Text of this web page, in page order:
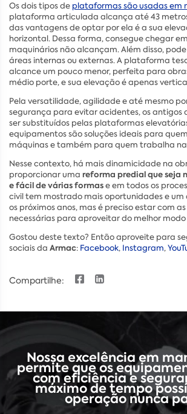
Os dois tipos de plataformas são usadas em
plataforma articulada alcança até 43
das vantagens de optar por ela é a sua
horizontal. Dessa forma, consegue chegar
maquinários não alcançam. Além disso,
áreas internas ou externas. A plataforma
alcance um pouco menor, perfeita para
médio porte, e sua elevação é apenas
Pela versatilidade, agilidade e até mesmo
segurança para evitar acidentes, os antigos
ser substituídos pelas plataformas
equipamentos são soluções ideais para
máquinas e também para quem trabalha
Nesse contexto, há mais dinamicidade na
proporcionar uma reforma predial que seja
e fácil de várias formase em todos os
civil tem mostrado mais oportunidades e
os próximos anos, mas é preciso estar com
necessárias para aproveitar do melhor modo
Gostou deste texto? Então aproveite para
sociais da Armac: Facebook, Instagram,
Compartilhe:
Nossa excelência em
permite que os
com eficiência e
máximo de tempo
operação nunca